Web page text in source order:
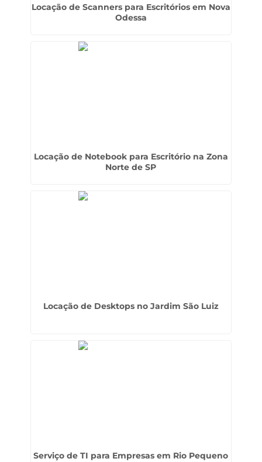
Locação de Scanners para Escritórios em Nova
Odessa
Locação de Notebook para Escritório na Zona
Norte de SP
Locação de Desktops no Jardim São Luiz
Serviço de TI para Empresas em Rio Pequeno